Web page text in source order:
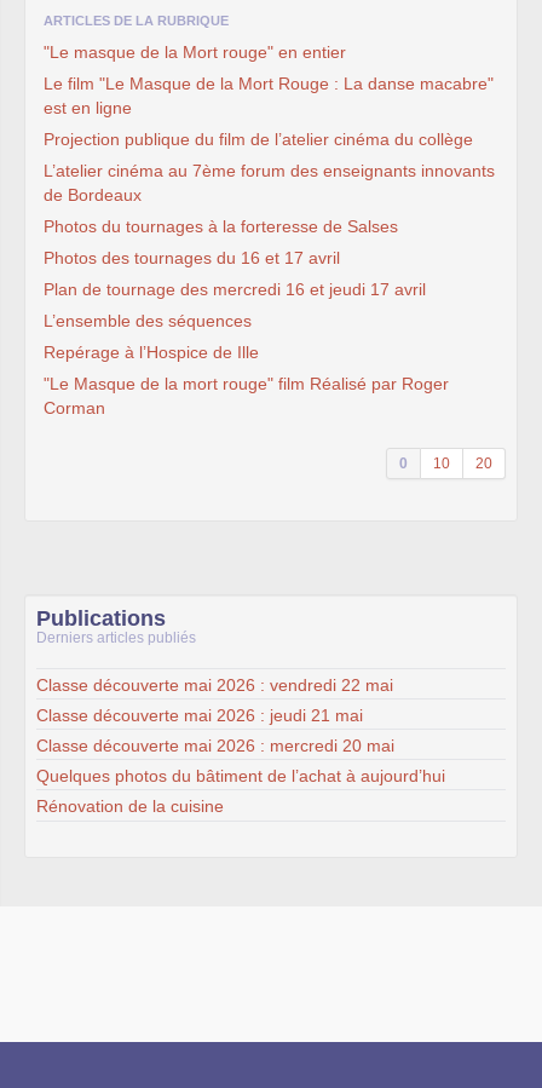
ARTICLES DE LA RUBRIQUE
"Le masque de la Mort rouge" en entier
Le film "Le Masque de la Mort Rouge : La danse macabre"
est en ligne
Projection publique du film de l’atelier cinéma du collège
L’atelier cinéma au 7ème forum des enseignants innovants
de Bordeaux
Photos du tournages à la forteresse de Salses
Photos des tournages du 16 et 17 avril
Plan de tournage des mercredi 16 et jeudi 17 avril
L’ensemble des séquences
Repérage à l’Hospice de Ille
"Le Masque de la mort rouge" film Réalisé par Roger
Corman
0 10 20
Publications
Derniers articles publiés
Classe découverte mai 2026 : vendredi 22 mai
Classe découverte mai 2026 : jeudi 21 mai
Classe découverte mai 2026 : mercredi 20 mai
Quelques photos du bâtiment de l’achat à aujourd’hui
Rénovation de la cuisine